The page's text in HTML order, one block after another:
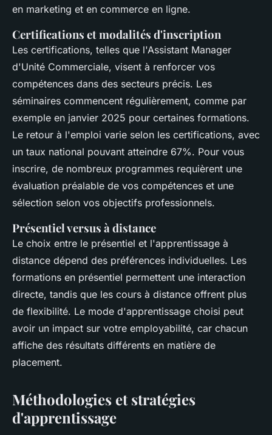
en marketing et en commerce en ligne.
Certifications et modalités d'inscription
Les certifications, telles que l'Assistant Manager
d'Unité Commerciale, visent à renforcer vos
compétences dans des secteurs précis. Les
séminaires commencent régulièrement, comme par
exemple en janvier 2025 pour certaines formations.
Le retour à l'emploi varie selon les certifications, avec
un taux national pouvant atteindre 67%. Pour vous
inscrire, de nombreux programmes requièrent une
évaluation préalable de vos compétences et une
sélection selon vos objectifs professionnels.
Présentiel versus à distance
Le choix entre le présentiel et l'apprentissage à
distance dépend des préférences individuelles. Les
formations en présentiel permettent une interaction
directe, tandis que les cours à distance offrent plus
de flexibilité. Le mode d'apprentissage choisi peut
avoir un impact sur votre employabilité, car chacun
affiche des résultats différents en matière de
placement.
Méthodologies et stratégies
d'apprentissage